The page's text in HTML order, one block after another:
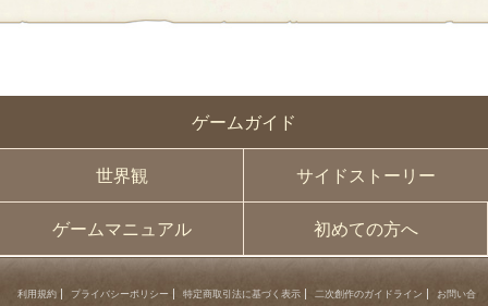
ゲームガイド
世界観 サイドストーリー
ゲームマニュアル 初めての方へ
利用規約 プライバシーポリシー 特定商取引法に基づく表示 二次創作のガイドライン
お問い合